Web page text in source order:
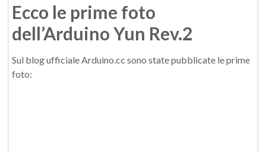
Ecco le prime foto
dell’Arduino Yun Rev.2
Sul blog ufficiale Arduino.cc sono state pubblicate le prime
foto: